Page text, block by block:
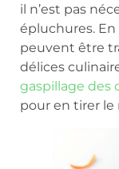
il n’est pas
épluchures. En
peuvent être
délices
gaspillage des
pour en tirer le